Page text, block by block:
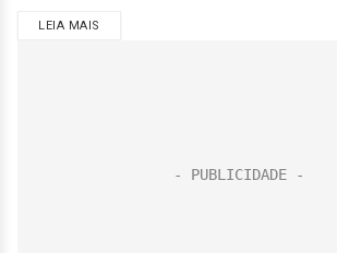
LEIA MAIS